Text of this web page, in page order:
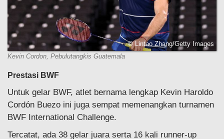
© Lintao Zhang/Getty Images
Kevin Cordon, Pebulutangkis Guatemala
Prestasi BWF
Untuk gelar BWF, atlet bernama lengkap Kevin Haroldo
Cordón Buezo ini juga sempat memenangkan turnamen
BWF International Challenge.
Tercatat, ada 38 gelar juara serta 16 kali runner-up